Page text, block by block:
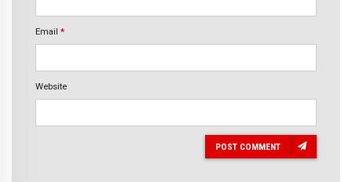
Email *
Website
POST COMMENT